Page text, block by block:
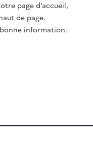
page d’accueil,
de page.
information.